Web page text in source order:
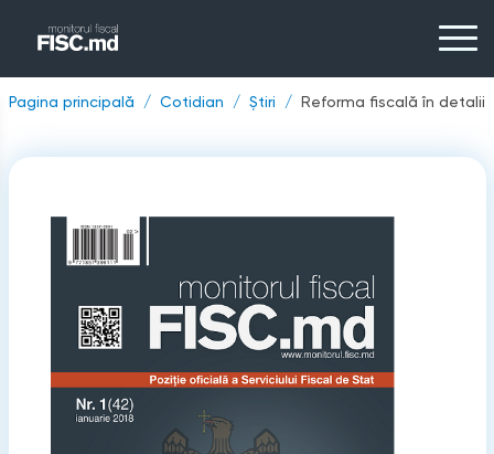
Pagina principală Cotidian Știri Reforma fiscală în detalii